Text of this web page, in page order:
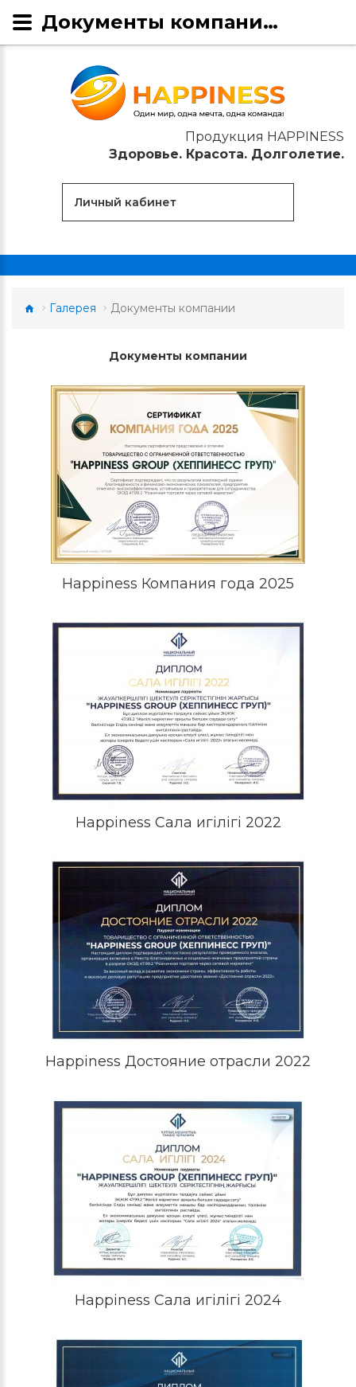
Продукция HAPPINESS
Здоровье. Красота. Долголетие.
Личный кабинет
Галерея Документы компании
Документы компании
Happiness Компания года 2025
Happiness Сала игілігі 2022
Happiness Достояние отрасли 2022
Happiness Сала игілігі 2024
Документы компании HAPPINESS